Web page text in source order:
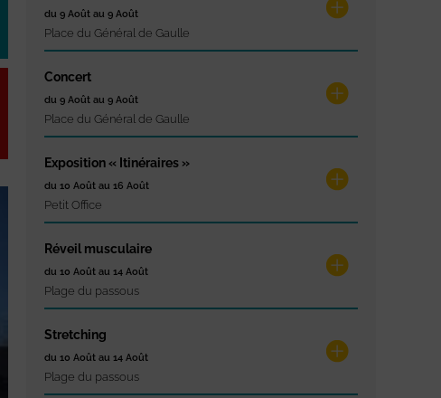
du 9 Août au 9 Août
Place du Général de Gaulle
Concert
du 9 Août au 9 Août
Place du Général de Gaulle
Exposition « Itinéraires »
du 10 Août au 16 Août
Petit Office
Réveil musculaire
du 10 Août au 14 Août
Plage du passous
Stretching
du 10 Août au 14 Août
Plage du passous